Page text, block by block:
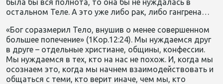
была бы вся полнота, то она бы не нуждалась в
остальном Теле. А это уже либо рак, либо гангрена…
«Бог соразмерил Тело, внушив о менее совершенном
большее попечение» (1Кор.12:24). Мы нуждаемся друг
в друге – отдельные христиане, общины, конфессии.
Мы нуждаемся в тех, кто на нас не похож. И, когда мы
осознаем это, когда мы начнем взаимодействовать и
общаться с теми, кто верит иначе, чем мы, кто